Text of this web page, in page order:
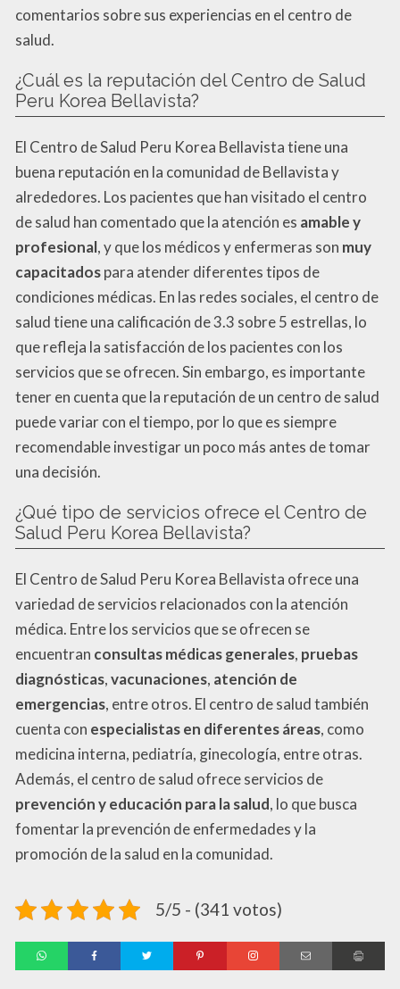
comentarios sobre sus experiencias en el centro de
salud.
¿Cuál es la reputación del Centro de Salud
Peru Korea Bellavista?
El Centro de Salud Peru Korea Bellavista tiene una
buena reputación en la comunidad de Bellavista y
alrededores. Los pacientes que han visitado el centro
de salud han comentado que la atención es amable y
profesional, y que los médicos y enfermeras son muy
capacitadospara atender diferentes tipos de
condiciones médicas. En las redes sociales, el centro de
salud tiene una calificación de 3.3 sobre 5 estrellas, lo
que refleja la satisfacción de los pacientes con los
servicios que se ofrecen. Sin embargo, es importante
tener en cuenta que la reputación de un centro de salud
puede variar con el tiempo, por lo que es siempre
recomendable investigar un poco más antes de tomar
una decisión.
¿Qué tipo de servicios ofrece el Centro de
Salud Peru Korea Bellavista?
El Centro de Salud Peru Korea Bellavista ofrece una
variedad de servicios relacionados con la atención
médica. Entre los servicios que se ofrecen se
encuentran consultas médicas generales, pruebas
diagnósticas,vacunaciones, atención de
emergencias, entre otros. El centro de salud también
cuenta con especialistas en diferentes áreas, como
medicina interna, pediatría, ginecología, entre otras.
Además, el centro de salud ofrece servicios de
prevención y educación para la salud, lo que busca
fomentar la prevención de enfermedades y la
promoción de la salud en la comunidad.
5/5 - (341 votos)